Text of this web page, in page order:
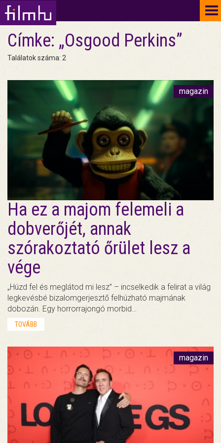
Címke: „Osgood Perkins”
Találatok száma: 2
magazin
Ha ez a majom felemeli a
dobverőjét, annak
szórakoztató őrület lesz a
vége
„Húzd fel és meglátod mi lesz” – incselkedik a felirat a világ
legkevésbé bizalomgerjesztő felhúzható majmának
dobozán. Egy horrorrajongó morbid…
TOVÁBB
magazin